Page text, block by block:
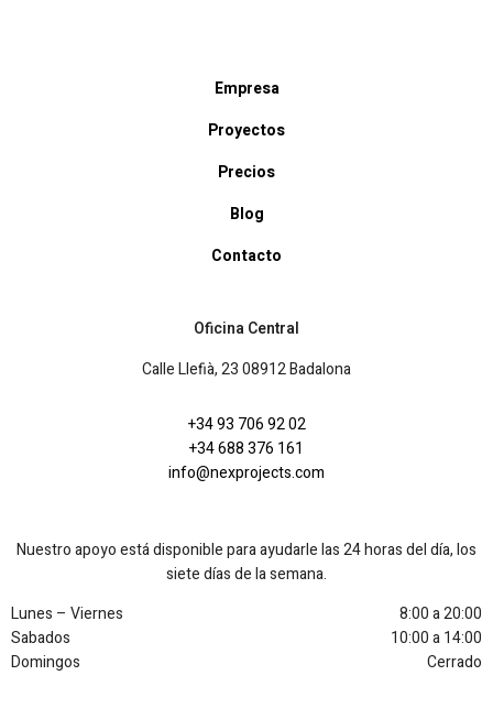
Empresa
Proyectos
Precios
Blog
Contacto
Oficina Central
Calle Llefià, 23 08912 Badalona
+34 93 706 92 02
+34 688 376 161
info@nexprojects.com
Nuestro apoyo está disponible para ayudarle las 24 horas del día, los
siete días de la semana.
Lunes – Viernes
8:00 a 20:00
Sabados
10:00 a 14:00
Domingos
Cerrado